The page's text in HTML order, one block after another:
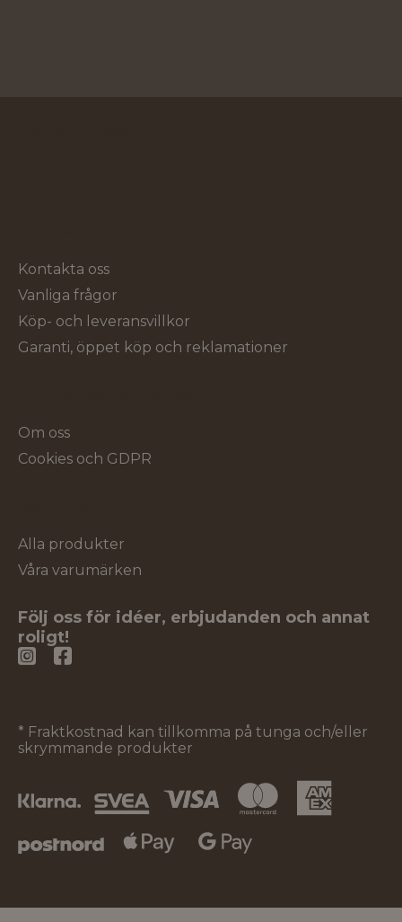
Kontakta oss
Vanliga frågor
Köp- och leveransvillkor
Garanti, öppet köp och reklamationer
Om oss
Cookies och GDPR
Alla produkter
Våra varumärken
Följ oss för idéer, erbjudanden och annat
roligt!
* Fraktkostnad kan tillkomma på tunga och/eller
skrymmande produkter